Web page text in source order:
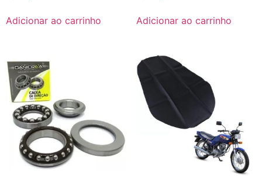
Adicionar ao carrinho Adicionar ao carrinho